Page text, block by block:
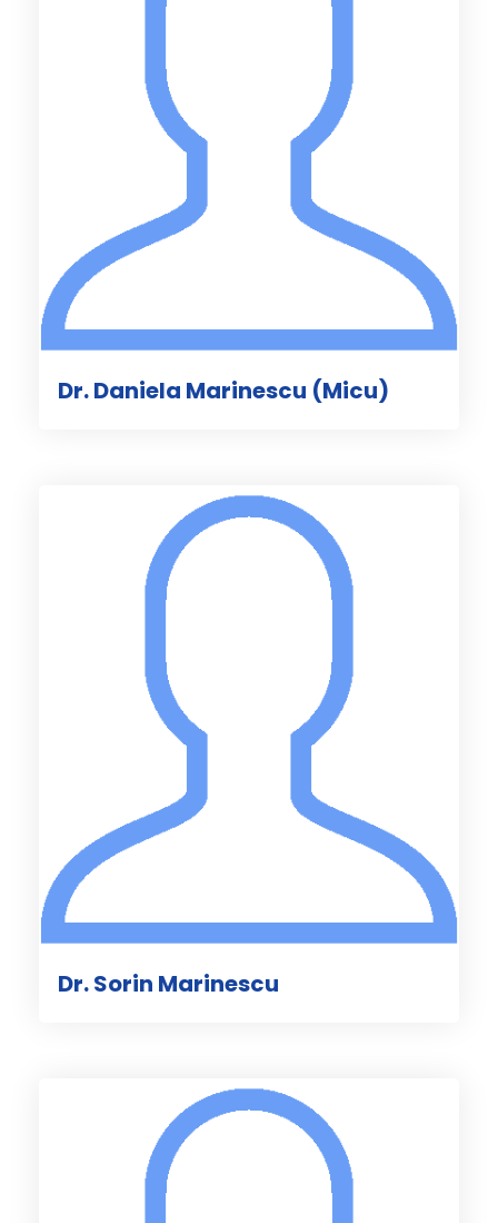
Dr. Daniela Marinescu (Micu)
Dr. Sorin Marinescu